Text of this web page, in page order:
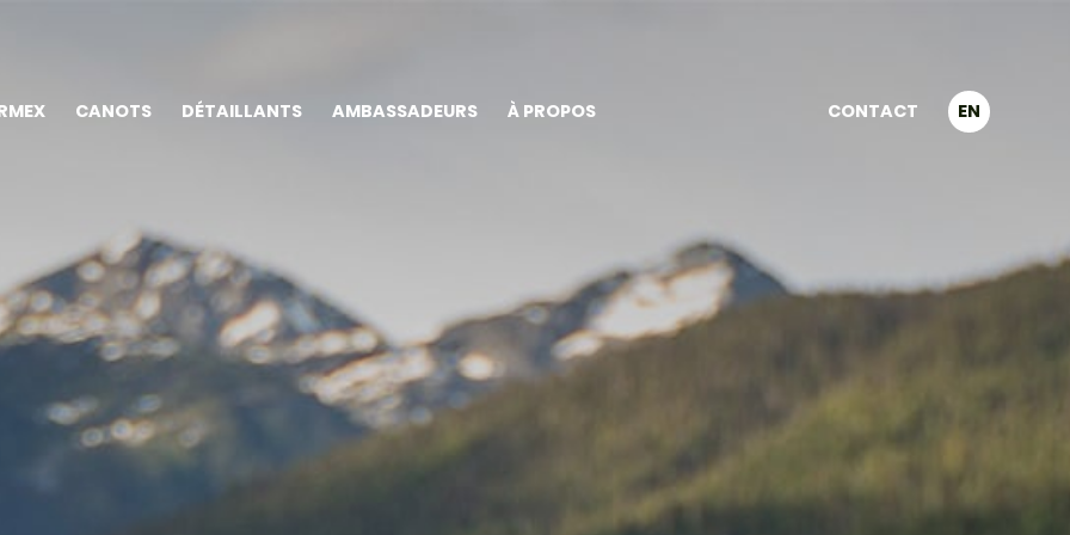
CANOTS DÉTAILLANTS AMBASSADEURS À PROPOS CONTACT EN